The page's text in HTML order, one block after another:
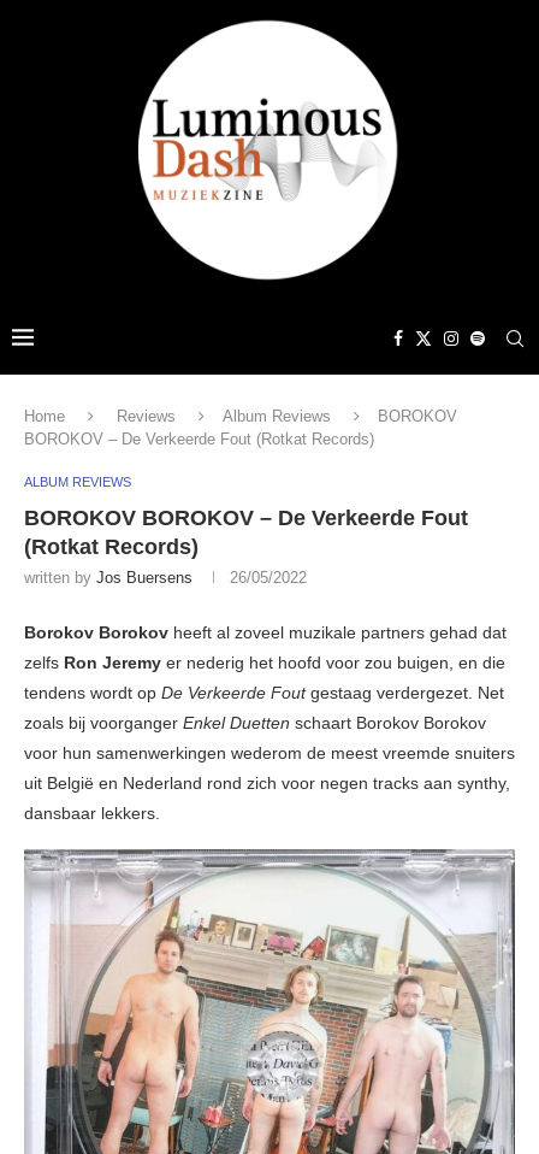
Home Reviews Album Reviews
BOROKOV
BOROKOV – De Verkeerde Fout (Rotkat Records)
ALBUM REVIEWS
BOROKOV BOROKOV – De Verkeerde Fout
(Rotkat Records)
written by Jos Buersens 26/05/2022
Borokov Borokov heeft al zoveel muzikale partners gehad dat
zelfs Ron Jeremy er nederig het hoofd voor zou buigen, en die
tendens wordt op De Verkeerde Foutgestaag verdergezet. Net
zoals bij voorganger Enkel Duetten schaart Borokov Borokov
voor hun samenwerkingen wederom de meest vreemde snuiters
uit België en Nederland rond zich voor negen tracks aan synthy,
dansbaar lekkers.